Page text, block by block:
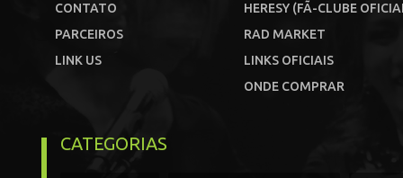
CONTATO
PARCEIROS
LINK US
HERESY (FÃ-CLUBE
RAD MARKET
LINKS OFICIAIS
ONDE COMPRAR
CATEGORIAS